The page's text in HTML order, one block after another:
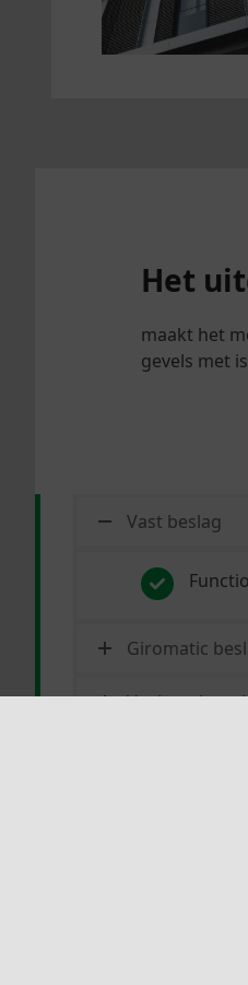
Het
maakt het
gevels met
Vast beslag
Giromatic
Veelvoud van